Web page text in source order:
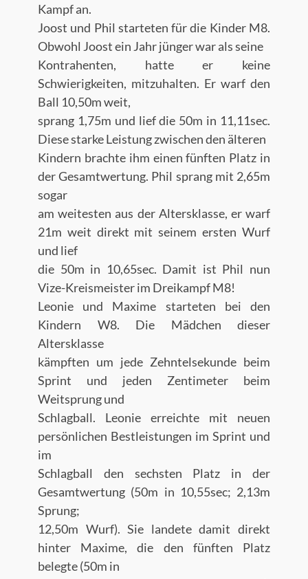
Kampf an.
Joost und Phil starteten für die Kinder M8.
Obwohl Joost ein Jahr jünger war als seine
Kontrahenten, hatte er keine
Schwierigkeiten, mitzuhalten. Er warf den
Ball 10,50m weit,
sprang 1,75m und lief die 50m in 11,11sec.
Diese starke Leistung zwischen den älteren
Kindern brachte ihm einen fünften Platz in
der Gesamtwertung. Phil sprang mit 2,65m
sogar
am weitesten aus der Altersklasse, er warf
21m weit direkt mit seinem ersten Wurf
und lief
die 50m in 10,65sec. Damit ist Phil nun
Vize-Kreismeister im Dreikampf M8!
Leonie und Maxime starteten bei den
Kindern W8. Die Mädchen dieser
Altersklasse
kämpften um jede Zehntelsekunde beim
Sprint und jeden Zentimeter beim
Weitsprung und
Schlagball. Leonie erreichte mit neuen
persönlichen Bestleistungen im Sprint und
im
Schlagball den sechsten Platz in der
Gesamtwertung (50m in 10,55sec; 2,13m
Sprung;
12,50m Wurf). Sie landete damit direkt
hinter Maxime, die den fünften Platz
belegte (50m in